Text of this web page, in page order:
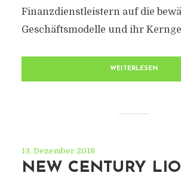
Finanzdienstleistern auf die
Geschäftsmodelle und ihr
WEITERLESEN
13. Dezember 2018
NEW CENTURY